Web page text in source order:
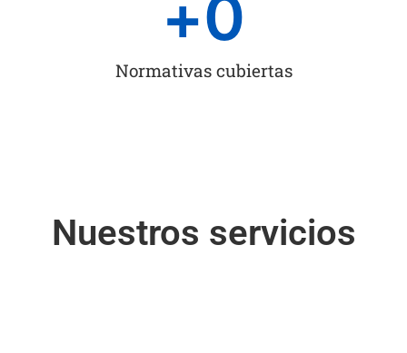
Normativas cubiertas
+0
Nuestros servicios